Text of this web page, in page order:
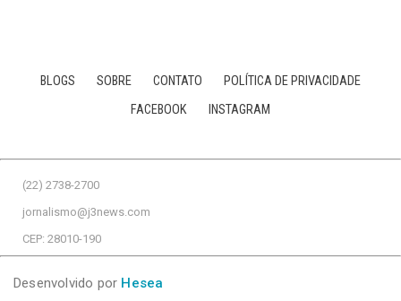
BLOGS SOBRE CONTATO
POLÍTICA DE PRIVACIDADE
FACEBOOK
INSTAGRAM
(22) 2738-2700
jornalismo@j3news.com
CEP: 28010-190
Desenvolvido por Hesea